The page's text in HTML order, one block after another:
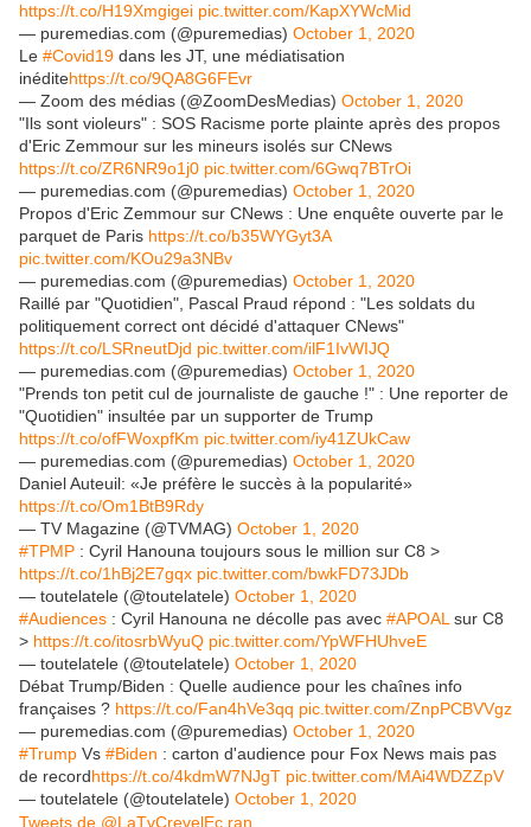
https://t.co/H19Xmgigei pic.twitter.com/KapXYWcMid
— puremedias.com (@puremedias) October 1, 2020
Le #Covid19 dans les JT, une médiatisation
inéditehttps://t.co/9QA8G6FEvr
— Zoom des médias (@ZoomDesMedias) October 1, 2020
"Ils sont violeurs" : SOS Racisme porte plainte après des propos
d'Eric Zemmour sur les mineurs isolés sur CNews
https://t.co/ZR6NR9o1j0 pic.twitter.com/6Gwq7BTrOi
— puremedias.com (@puremedias) October 1, 2020
Propos d'Eric Zemmour sur CNews : Une enquête ouverte par le
parquet de Paris https://t.co/b35WYGyt3A
pic.twitter.com/KOu29a3NBv
— puremedias.com (@puremedias) October 1, 2020
Raillé par "Quotidien", Pascal Praud répond : "Les soldats du
politiquement correct ont décidé d'attaquer CNews"
https://t.co/LSRneutDjd pic.twitter.com/ilF1IvWIJQ
— puremedias.com (@puremedias) October 1, 2020
"Prends ton petit cul de journaliste de gauche !" : Une reporter de
"Quotidien" insultée par un supporter de Trump
https://t.co/ofFWoxpfKm pic.twitter.com/iy41ZUkCaw
— puremedias.com (@puremedias) October 1, 2020
Daniel Auteuil: «Je préfère le succès à la popularité»
https://t.co/Om1BtB9Rdy
— TV Magazine (@TVMAG) October 1, 2020
#TPMP : Cyril Hanouna toujours sous le million sur C8 >
https://t.co/1hBj2E7gqx pic.twitter.com/bwkFD73JDb
— toutelatele (@toutelatele) October 1, 2020
#Audiences : Cyril Hanouna ne décolle pas avec #APOAL sur C8
> https://t.co/itosrbWyuQ pic.twitter.com/YpWFHUhveE
— toutelatele (@toutelatele) October 1, 2020
Débat Trump/Biden : Quelle audience pour les chaînes info
françaises ? https://t.co/Fan4hVe3qq pic.twitter.com/ZnpPCBVVgz
— puremedias.com (@puremedias) October 1, 2020
#Trump Vs #Biden : carton d'audience pour Fox News mais pas
de recordhttps://t.co/4kdmW7NJgT pic.twitter.com/MAi4WDZZpV
— toutelatele (@toutelatele) October 1, 2020
Tweets de @LaTvCrevelEc ran